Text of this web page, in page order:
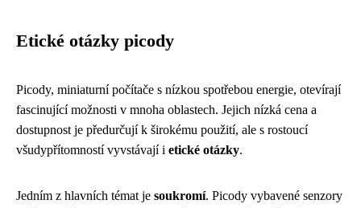
Etické otázky picody
Picody, miniaturní počítače s nízkou spotřebou energie, otevírají
fascinující možnosti v mnoha oblastech. Jejich nízká cena a
dostupnost je předurčují k širokému použití, ale s rostoucí
všudypřítomností vyvstávají i etické otázky.
Jedním z hlavních témat je soukromí. Picody vybavené senzory